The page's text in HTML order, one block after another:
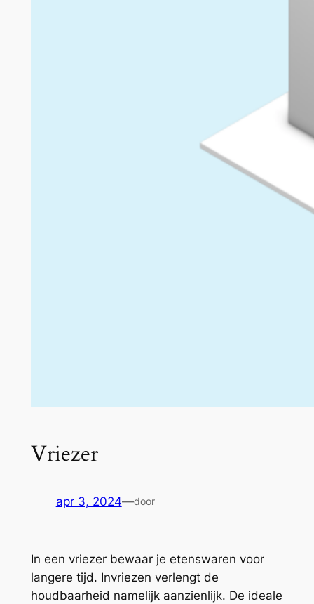
Vriezer
apr 3, 2024—door
In een vriezer bewaar je etenswaren voor
langere tijd. Invriezen verlengt de
houdbaarheid namelijk aanzienlijk. De ideale